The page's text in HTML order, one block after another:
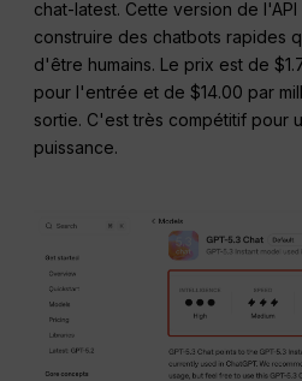
chat-latest. Cette version de
construire des chatbots rapides
d'être humains. Le prix est de
pour l'entrée et de $14.00 par
sortie. C'est très compétitif pour
puissance.